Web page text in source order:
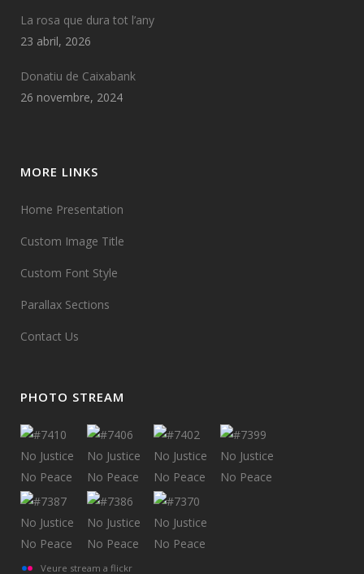
La rosa que dura tot l’any
23 abril, 2026
Donatiu de Caixabank
26 novembre, 2024
MORE LINKS
Home Presentation
Custom Image Title
Custom Font Style
Parallax Sections
Contact Us
PHOTO STREAM
Veure stream a flickr